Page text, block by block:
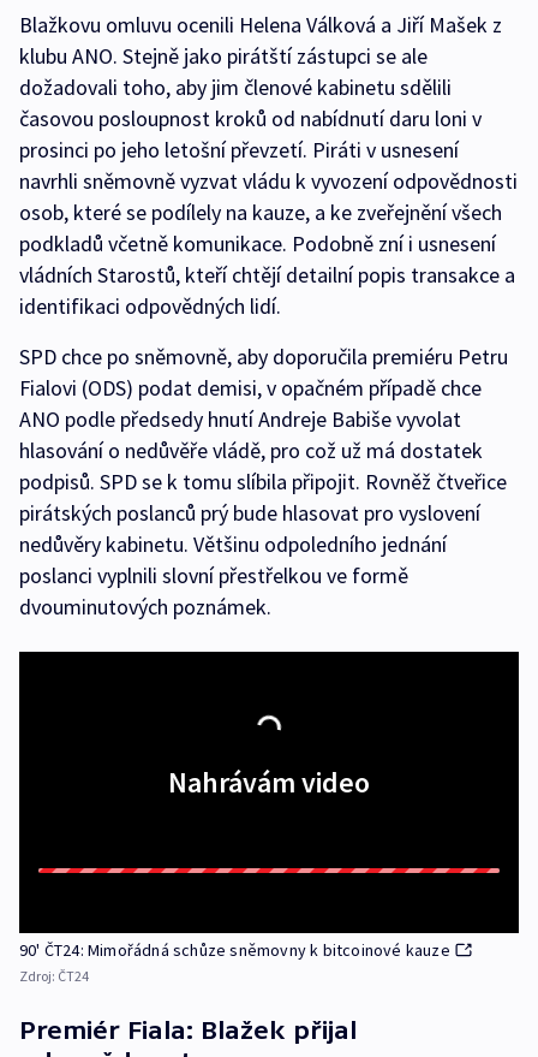
Blažkovu omluvu ocenili Helena Válková a Jiří Mašek z
klubu ANO. Stejně jako pirátští zástupci se ale
dožadovali toho, aby jim členové kabinetu sdělili
časovou posloupnost kroků od nabídnutí daru loni v
prosinci po jeho letošní převzetí. Piráti v usnesení
navrhli sněmovně vyzvat vládu k vyvození odpovědnosti
osob, které se podílely na kauze, a ke zveřejnění všech
podkladů včetně komunikace. Podobně zní i usnesení
vládních Starostů, kteří chtějí detailní popis transakce a
identifikaci odpovědných lidí.
SPD chce po sněmovně, aby doporučila premiéru Petru
Fialovi (ODS) podat demisi, v opačném případě chce
ANO podle předsedy hnutí Andreje Babiše vyvolat
hlasování o nedůvěře vládě, pro což už má dostatek
podpisů. SPD se k tomu slíbila připojit. Rovněž čtveřice
pirátských poslanců prý bude hlasovat pro vyslovení
nedůvěry kabinetu. Většinu odpoledního jednání
poslanci vyplnili slovní přestřelkou ve formě
dvouminutových poznámek.
Nahrávám video
90' ČT24: Mimořádná schůze sněmovny k bitcoinové kauze
Zdroj: ČT24
Premiér Fiala: Blažek přijal